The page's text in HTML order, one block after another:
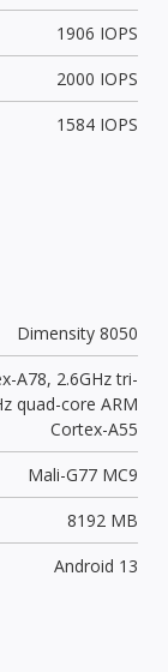
1906 IOPS
2000 IOPS
1584 IOPS
Dimensity 8050
A78, 2.6GHz tri-
quad-core ARM
Cortex-A55
Mali-G77 MC9
8192 MB
Android 13